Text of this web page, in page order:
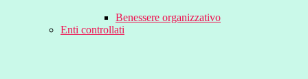
Benessere organizzativo
Enti controllati